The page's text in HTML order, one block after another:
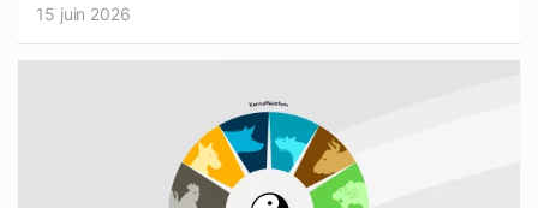
15 juin 2026